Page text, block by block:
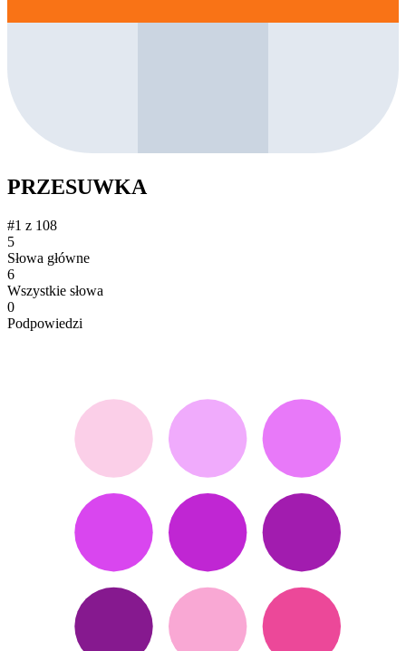
PRZESUWKA
#1 z 108
5
Słowa główne
6
Wszystkie słowa
0
Podpowiedzi